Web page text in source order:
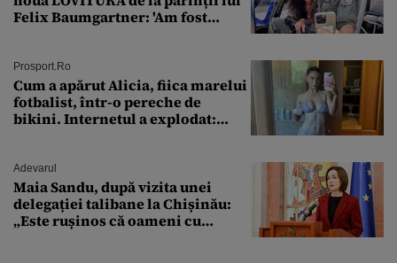
Felix Baumgartner: 'Am fost
Prosport.ro
Cum a apărut Alicia, fiica marelui
fotbalist, într-o pereche de
bikini. Internetul a explodat:
Adevarul
Maia Sandu, după vizita unei
delegației talibane la Chișinău:
„Este rușinos că oameni cu